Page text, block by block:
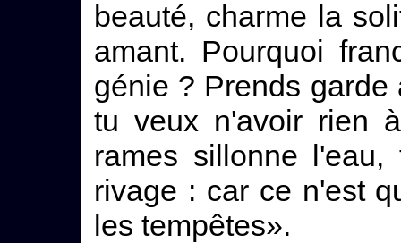
beauté, charme la
amant. Pourquoi
génie ? Prends
tu veux n'avoir rien
rames sillonne
rivage : car ce n'est
les tempêtes».